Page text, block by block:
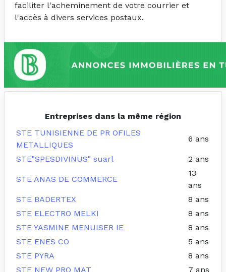
faciliter l'acheminement de votre courrier et
l'accès à divers services postaux.
Entreprises dans la même région
STE TUNISIENNE DE PR OFILES
METALLIQUES
6 ans
STE"SPESDIVINUS" suarl 2 ans
STE ANAS DE COMMERCE
13
ans
STE BADERTEX
8 ans
STE ELECTRO MELKI
8 ans
STE YASMINE MENUISER IE
8 ans
STE ENES CO
5 ans
STE PYRA
8 ans
STE NEW PRO MAT
7 ans